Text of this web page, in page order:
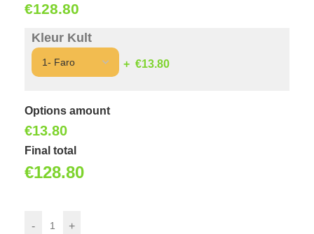
€128.80
Kleur Kult
€13.80
Options amount
€13.80
Final total
€128.80
- +